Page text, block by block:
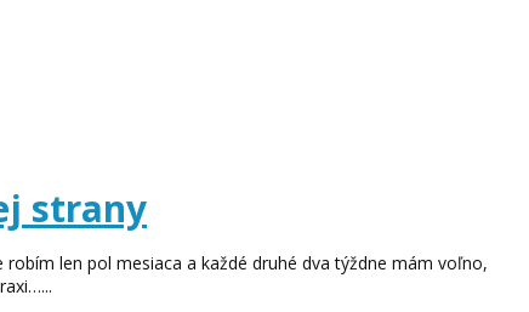
strany
len pol mesiaca a každé druhé dva týždne mám voľno,